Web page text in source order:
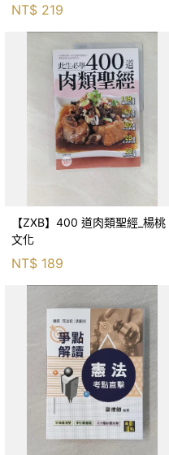
NT$ 219
【ZXB】400 道肉類聖經_楊桃
文化
NT$ 189